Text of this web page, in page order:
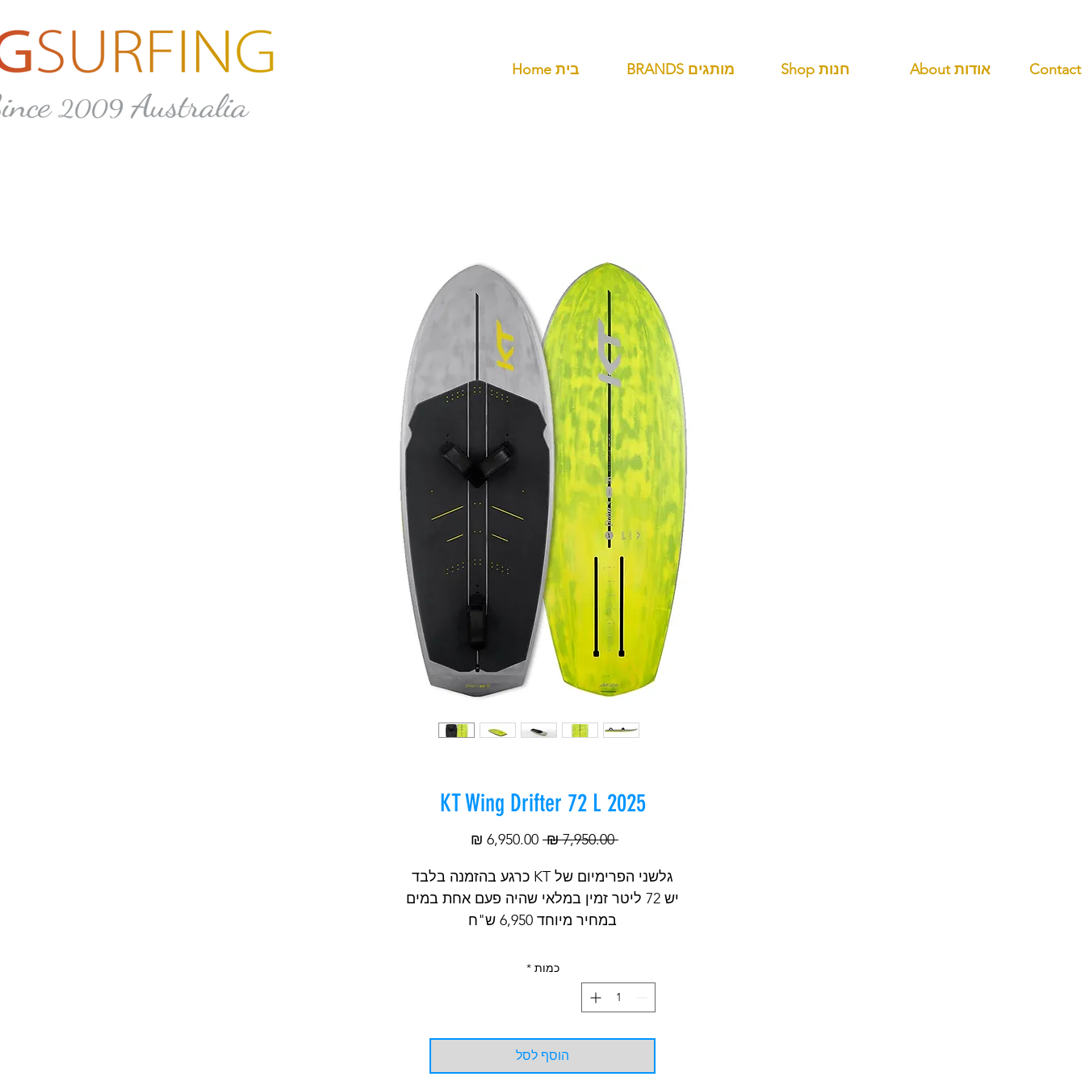
Home בית BRANDS מותגים Shop חנות About אודות
KT Wing Drifter 72 L 2025
‏7,950.00 ‏₪
מחיר
גלשני הפרימיום של KT כרגע בהזמנה בלבד
יש 72 ליטר זמין במלאי שהיה פעם אחת במים
במחיר מיוחד 6,950 ש"ח
אילן
כמות *
הוסף לסל